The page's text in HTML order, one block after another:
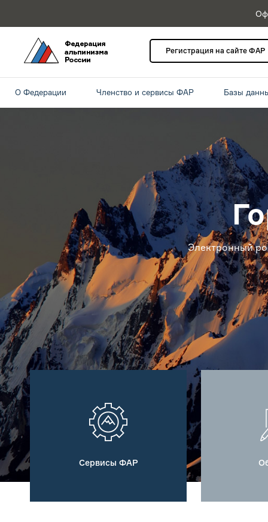
Регистрация на сайте ФАР
О Федерации Членство и сервисы ФАР Базы
Электронный
Сервисы ФАР